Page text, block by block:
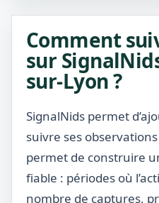
Comment
sur
sur-Lyon ?
SignalNids permet
suivre ses
permet de construire
fiable : périodes où
nombre de captures,